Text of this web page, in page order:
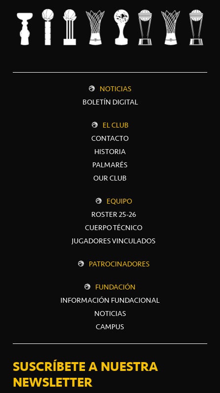
NOTICIAS
BOLETÍN DIGITAL
EL CLUB
CONTACTO
HISTORIA
PALMARÉS
OUR CLUB
EQUIPO
ROSTER 25-26
CUERPO TÉCNICO
JUGADORES VINCULADOS
PATROCINADORES
FUNDACIÓN
INFORMACIÓN FUNDACIONAL
NOTICIAS
CAMPUS
SUSCRÍBETE A NUESTRA
NEWSLETTER